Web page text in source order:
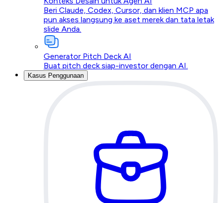
Beri Claude, Codex, Cursor, dan klien MCP apa
pun akses langsung ke aset merek dan tata letak
slide Anda.
Generator Pitch Deck AI
Buat pitch deck siap-investor dengan AI.
Kasus Penggunaan